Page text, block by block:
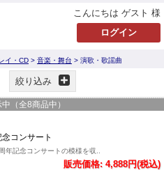
こんにちは ゲスト 様
イ・CD > 音楽・舞台 > 演歌・歌謡曲
絞り込み
（全8商品中）
コンサート
年記念コンサートの模様を収..
販売価格: 4,888円(税込)